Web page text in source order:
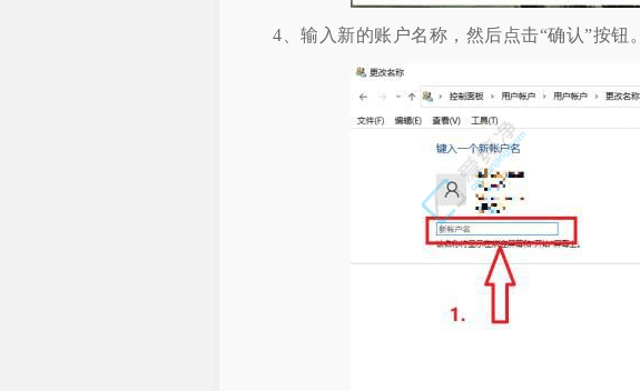
4、输入新的账户名称，然后点击“确认”按钮。